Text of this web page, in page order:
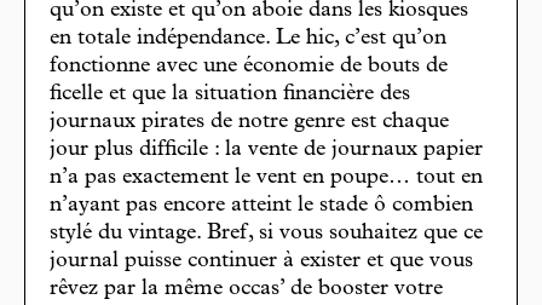
qu’on existe et qu’on aboie dans les kiosques
en totale indépendance. Le hic, c’est qu’on
fonctionne avec une économie de bouts de
ficelle et que la situation financière des
journaux pirates de notre genre est chaque
jour plus difficile : la vente de journaux papier
n’a pas exactement le vent en poupe… tout en
n’ayant pas encore atteint le stade ô combien
stylé du vintage. Bref, si vous souhaitez que ce
journal puisse continuer à exister et que vous
rêvez par la même occas’ de booster votre